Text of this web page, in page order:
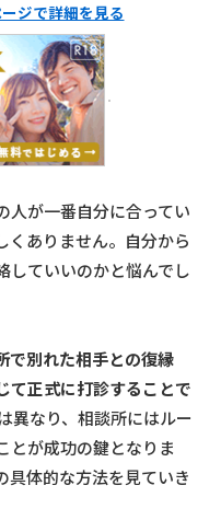
ジで詳細を見る
人が一番自分に合ってい
くありません。自分から
していいのかと悩んでし
で別れた相手との復縁
て正式に打診することで
異なり、相談所にはルー
とが成功の鍵となりま
具体的な方法を見ていき